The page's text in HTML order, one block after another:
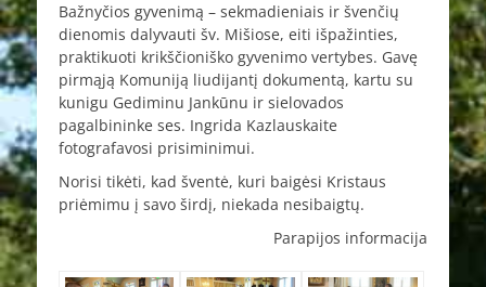
Bažnyčios gyvenimą – sekmadieniais ir švenčių
dienomis dalyvauti šv. Mišiose, eiti išpažinties,
praktikuoti krikščioniško gyvenimo vertybes. Gavę
pirmąją Komuniją liudijantį dokumentą, kartu su
kunigu Gediminu Jankūnu ir sielovados
pagalbininke ses. Ingrida Kazlauskaite
fotografavosi prisiminimui.
Norisi tikėti, kad šventė, kuri baigėsi Kristaus
priėmimu į savo širdį, niekada nesibaigtų.
Parapijos informacija